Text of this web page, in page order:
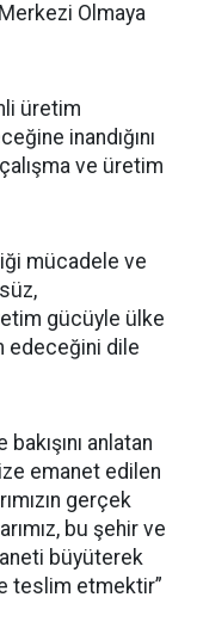
Olmaya
üretim
inandığını
ve üretim
mücadele ve
gücüyle ülke
edeceğini dile
anlatan
emanet edilen
gerçek
bu şehir ve
büyüterek
teslim etmektir”